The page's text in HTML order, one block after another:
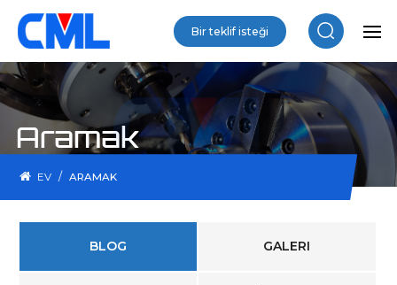
Bir teklif isteği
Aramak
EV / ARAMAK
BLOG GALERI